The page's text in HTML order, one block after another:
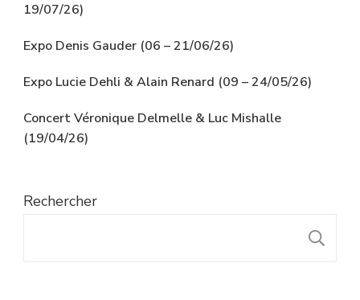
19/07/26)
Expo Denis Gauder (06 – 21/06/26)
Expo Lucie Dehli & Alain Renard (09 – 24/05/26)
Concert Véronique Delmelle & Luc Mishalle
(19/04/26)
Rechercher